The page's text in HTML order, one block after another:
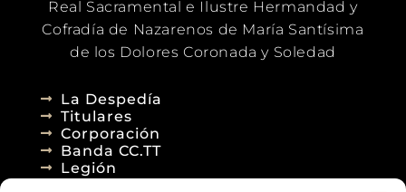
Real Sacramental e Ilustre Hermandad y
Cofradía de Nazarenos de María Santísima
de los Dolores Coronada y Soledad
La Despedía
Titulares
Corporación
Banda CC.TT
Legión